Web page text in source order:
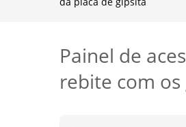
Painel de
rebite com